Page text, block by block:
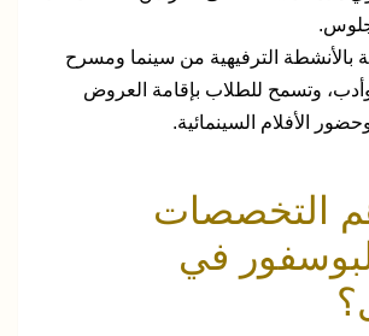
بالأنشطة الترفيهية من سينما ومسرح
وتسمح للطلاب بإقامة العروض
الأفلام السينمائية.
التخصصات
في